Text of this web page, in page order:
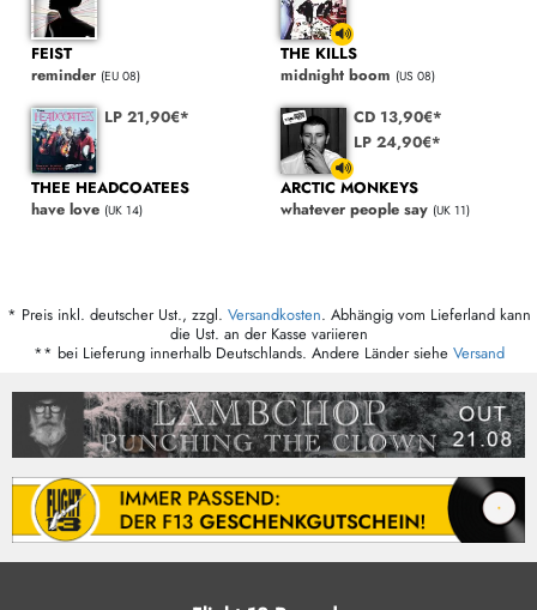
FEIST
reminder (EU 08)
THE KILLS
midnight boom (US 08)
LP 21,90€*
THEE HEADCOATEES
have love (UK 14)
CD 13,90€*
LP 24,90€*
ARCTIC MONKEYS
whatever people say (UK 11)
* Preis inkl. deutscher Ust., zzgl. Versandkosten. Abhängig vom Lieferland kann
die Ust. an der Kasse variieren
** bei Lieferung innerhalb Deutschlands. Andere Länder siehe Versand